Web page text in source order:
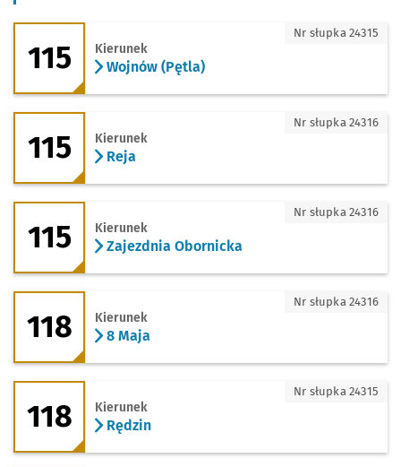
115 - kierunek Wojnów (Pętla)
115 Kierunek
Wojnów (Pętla)
Nr słupka 24315
115 - kierunek Reja
115 Kierunek
Reja
Nr słupka 24316
115 - kierunek Zajezdnia Obornicka
115 Kierunek
Zajezdnia Obornicka
Nr słupka 24316
118 - kierunek 8 Maja
118 Kierunek
8 Maja
Nr słupka 24316
118 - kierunek Rędzin
118 Kierunek
Rędzin
Nr słupka 24315